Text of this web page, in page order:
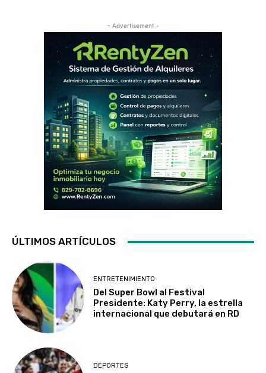
- Advertisement -
ÚLTIMOS ARTÍCULOS
ENTRETENIMIENTO
Del Super Bowl al Festival
Presidente: Katy Perry, la estrella
internacional que debutará en RD
DEPORTES